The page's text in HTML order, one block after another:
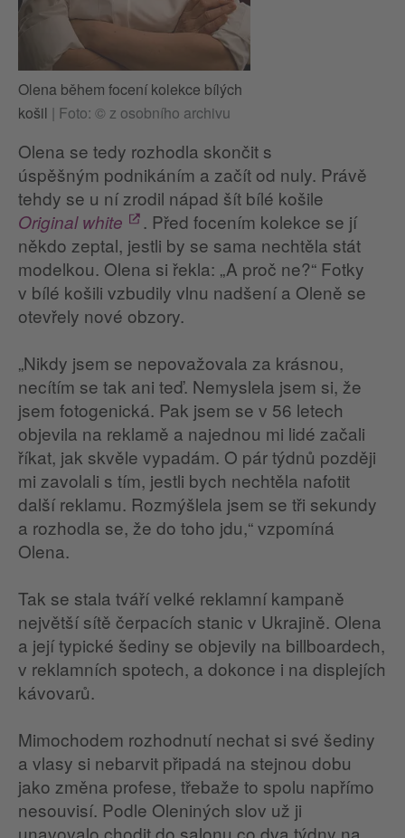
Olena během focení kolekce bílých
košil | Foto: © z osobního archivu
Olena se tedy rozhodla skončit s
úspěšným podnikáním a začít od nuly. Právě
tehdy se u ní zrodil nápad šít bílé košile
Original white
. Před focením kolekce se jí
někdo zeptal, jestli by se sama nechtěla stát
modelkou. Olena si řekla: „A proč ne?“ Fotky
v bílé košili vzbudily vlnu nadšení a Oleně se
otevřely nové obzory.
„Nikdy jsem se nepovažovala za krásnou,
necítím se tak ani teď. Nemyslela jsem si, že
jsem fotogenická. Pak jsem se v 56 letech
objevila na reklamě a najednou mi lidé začali
říkat, jak skvěle vypadám. O pár týdnů později
mi zavolali s tím, jestli bych nechtěla nafotit
další reklamu. Rozmýšlela jsem se tři sekundy
a rozhodla se, že do toho jdu,“ vzpomíná
Olena.
Tak se stala tváří velké reklamní kampaně
největší sítě čerpacích stanic v Ukrajině. Olena
a její typické šediny se objevily na billboardech,
v reklamních spotech, a dokonce i na displejích
kávovarů.
Mimochodem rozhodnutí nechat si své šediny
a vlasy si nebarvit připadá na stejnou dobu
jako změna profese, třebaže to spolu napřímo
nesouvisí. Podle Oleniných slov už ji